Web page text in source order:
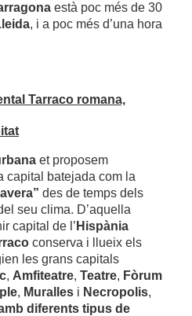
està poc més de 30
, i a poc més d’una hora
Tarraco romana,
et proposem
capital batejada com la
des de temps dels
seu clima. D’aquella
capital de l’ Hispània
conserva i llueix els
les grans capitals
, Amfiteatre, Teatre, Fòrum
, Muralles i Necropolis,
diferents tipus de